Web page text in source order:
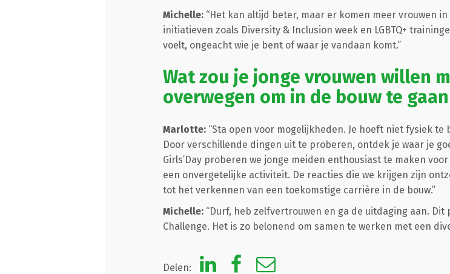
Michelle: “Het kan altijd beter, maar er komen meer vrouwen
initiatieven zoals Diversity & Inclusion week en LGBTQ+
voelt, ongeacht wie je bent of waar je vandaan komt.”
Wat zou je jonge vrouwen willen
overwegen om in de bouw te
Marlotte: “Sta open voor mogelijkheden. Je hoeft niet fysiek
Door verschillende dingen uit te proberen, ontdek je waar je
Girls’Day proberen we jonge meiden enthousiast te maken
een onvergetelijke activiteit. De reacties die we krijgen zijn
tot het verkennen van een toekomstige carrière in de bouw.”
Michelle: “Durf, heb zelfvertrouwen en ga de uitdaging aan. Dit
Challenge. Het is zo belonend om samen te werken met een
Delen: